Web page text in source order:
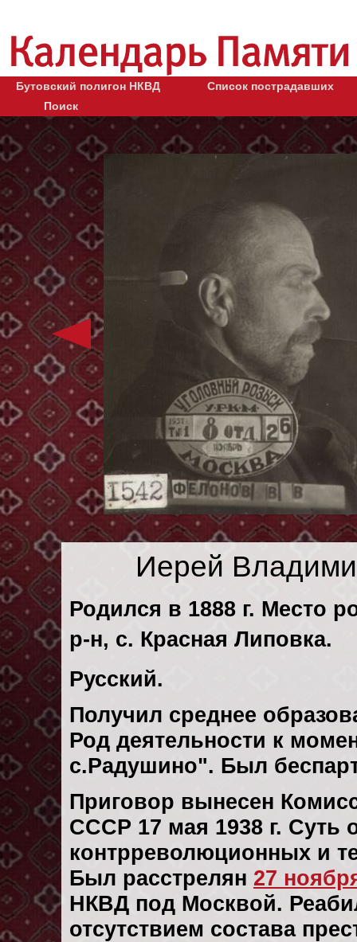
Бутовский полигон НКВД
Список пострадавших
Поиск
Иерей
Родился в 1888 г. Место
р-н, с. Красная Липовка.
Русский.
Получил среднее
Род деятельности к
с.Радушино". Был
Приговор вынесен
СССР 17 мая 1938 г. Суть
контрреволюционных и
Был расстрелян 27
НКВД под Москвой.
отсутствием состава